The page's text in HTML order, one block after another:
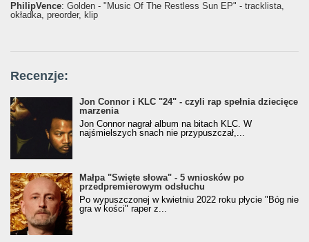
PhilipVence: Golden - "Music Of The Restless Sun EP" - tracklista,
okładka, preorder, klip
Recenzje:
Jon Connor i KLC "24" - czyli rap spełnia dziecięce
marzenia
Jon Connor nagrał album na bitach KLC. W
najśmielszych snach nie przypuszczał,...
Małpa "Święte słowa" - 5 wniosków po
przedpremierowym odsłuchu
Po wypuszczonej w kwietniu 2022 roku płycie "Bóg nie
gra w kości" raper z...